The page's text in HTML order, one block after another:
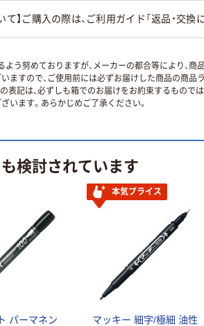
て】ご購入の際は、ご利用ガイド「返品・交
う努めておりますが、メーカーの都合等により、商
すので、ご使用前には必ずお届けした商品の商
の表記は、必ずしも箱でのお届けをお約束するもので
います。あらかじめご了承ください。
検討されています
パーマネン
本気プライス
マッキー 細字/極細 油性